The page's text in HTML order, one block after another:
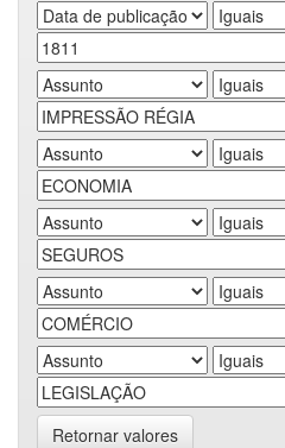
Retornar valores